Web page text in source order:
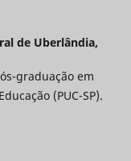
de Uberlândia,
graduação em
(PUC-SP).